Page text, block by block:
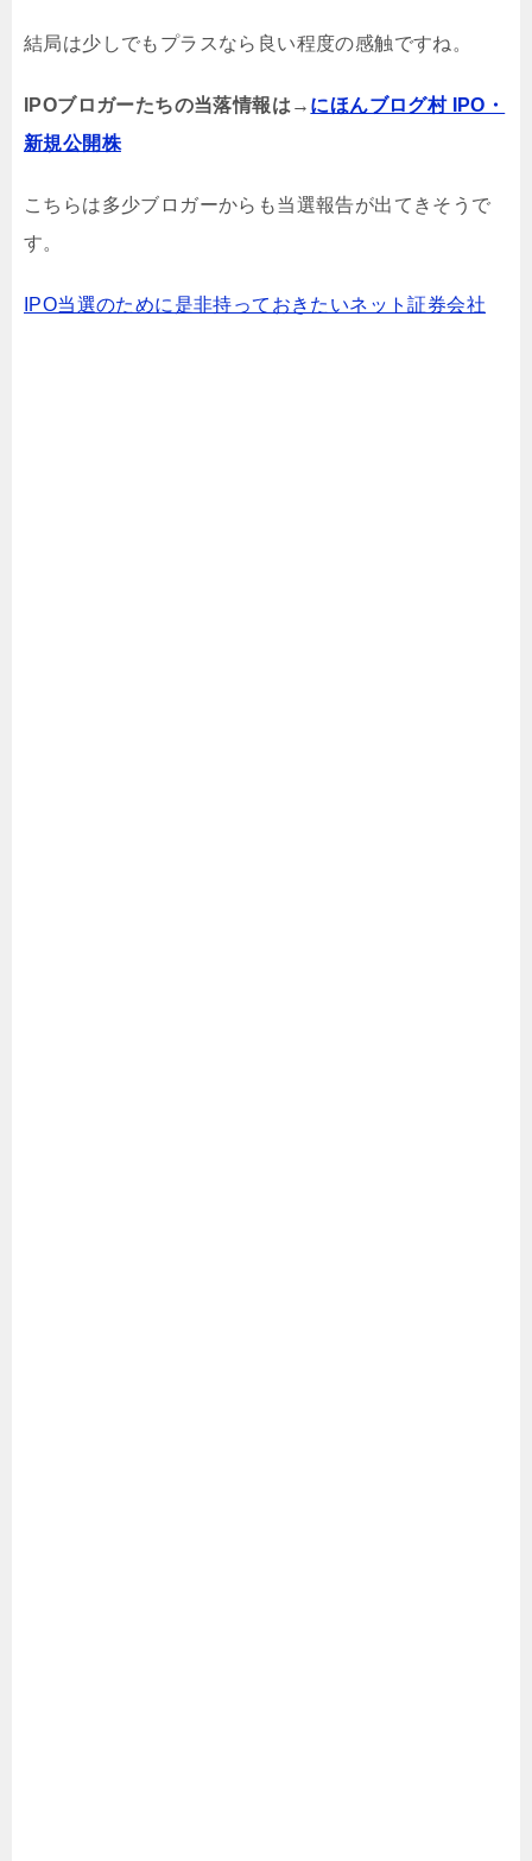
結局は少しでもプラスなら良い程度の感触ですね。
IPOブロガーたちの当落情報は→ にほんブログ村 IPO・
新規公開株
こちらは多少ブロガーからも当選報告が出てきそうで
す。
IPO当選のために是非持っておきたいネット証券会社